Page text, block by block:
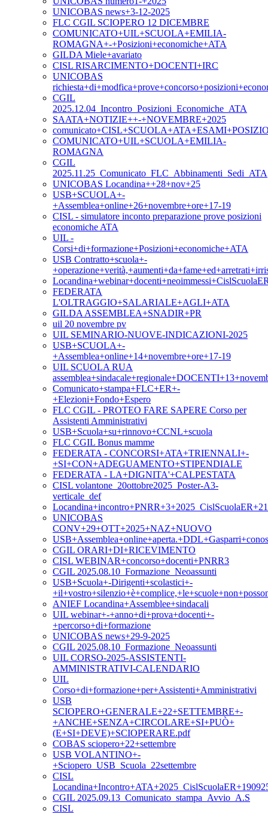
UNICOBAS news+3-12-2025
FLC CGIL SCIOPERO 12 DICEMBRE
COMUNICATO+UIL+SCUOLA+EMILIA-
ROMAGNA+-+Posizioni+economiche+ATA
GILDA Miele+avariato
CISL RISARCIMENTO+DOCENTI+IRC
UNICOBAS
CGIL
2025.12.04_Incontro_Posizioni_Economiche_ATA
SAATA+NOTIZIE++-+NOVEMBRE+2025
COMUNICATO+UIL+SCUOLA+EMILIA-
ROMAGNA
CGIL
2025.11.25_Comunicato_FLC_Abbinamenti_Sedi_ATA
UNICOBAS Locandina++28+nov+25
USB+SCUOLA+-
+Assemblea+online+26+novembre+ore+17-19
CISL - simulatore inconto preparazione prove posizioni
economiche ATA
UIL -
Corsi+di+formazione+Posizioni+economiche+ATA
USB Contratto+scuola+-
FEDERATA
L'OLTRAGGIO+SALARIALE+AGLI+ATA
GILDA ASSEMBLEA+SNADIR+PR
uil 20 novembre pv
UIL SEMINARIO-NUOVE-INDICAZIONI-2025
USB+SCUOLA+-
+Assemblea+online+14+novembre+ore+17-19
UIL SCUOLA RUA
Comunicato+stampa+FLC+ER+-
+Elezioni+Fondo+Espero
FLC CGIL - PROTEO FARE SAPERE Corso per
Assistenti Amministrativi
USB+Scuola+su+rinnovo+CCNL+scuola
FLC CGIL Bonus mamme
FEDERATA - CONCORSI+ATA+TRIENNALI+-
+SI+CON+ADEGUAMENTO+STIPENDIALE
FEDERATA - LA+DIGNITA'+CALPESTATA
CISL volantone_20ottobre2025_Poster-A3-
verticale_def
UNICOBAS
CONV+29+OTT+2025+NAZ+NUOVO
CGIL ORARI+DI+RICEVIMENTO
CISL WEBINAR+concorso+docenti+PNRR3
CGIL 2025.08.10_Formazione_Neoassunti
USB+Scuola+-Dirigenti+scolastici+-
ANIEF Locandina+Assemblee+sindacali
UIL webinar+-+anno+di+prova+docenti+-
+percorso+di+formazione
UNICOBAS news+29-9-2025
CGIL 2025.08.10_Formazione_Neoassunti
UIL CORSO-2025-ASSISTENTI-
AMMINISTRATIVI-CALENDARIO
UIL
Corso+di+formazione+per+Assistenti+Amministrativi
USB
SCIOPERO+GENERALE+22+SETTEMBRE+-
+ANCHE+SENZA+CIRCOLARE+SI+PUÒ+
(E+SI+DEVE)+SCIOPERARE.pdf
COBAS sciopero+22+settembre
USB VOLANTINO+-
+Sciopero_USB_Scuola_22settembre
CISL
CGIL 2025.09.13_Comunicato_stampa_Avvio_A.S
CISL